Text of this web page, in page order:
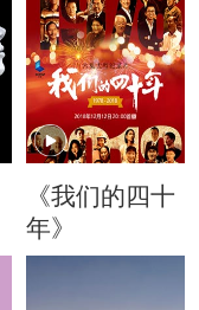
《我们的四十
年》